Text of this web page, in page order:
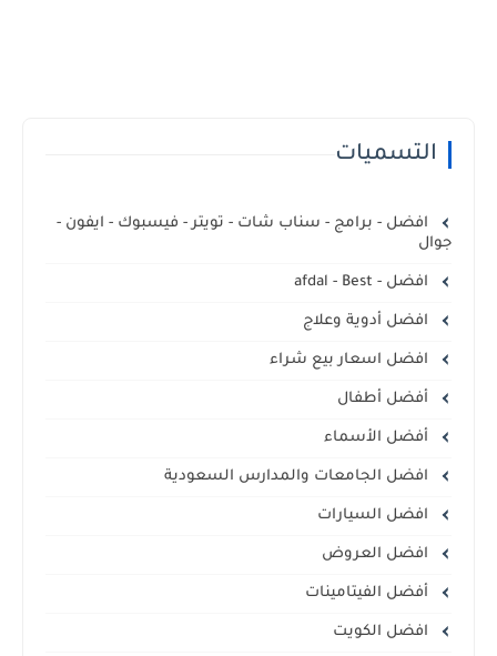
التسميات
افضل - برامج - سناب شات - تويتر - فيسبوك - ايفون -
جوال
افضل - afdal - Best
افضل أدوية وعلاج
افضل اسعار بيع شراء
أفضل أطفال
أفضل الأسماء
افضل الجامعات والمدارس السعودية
افضل السيارات
افضل العروض
أفضل الفيتامينات
افضل الكويت